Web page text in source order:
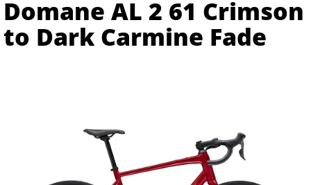
Domane AL 2 61 Crimson
to Dark Carmine Fade